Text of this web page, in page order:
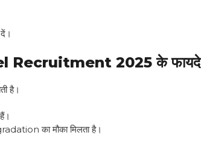
Recruitment 2025 के फायदे
है।
का मौका मिलता है।